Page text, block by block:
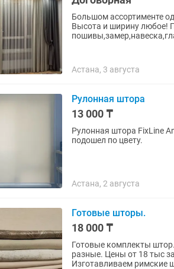
Большом ассортименте
Высота и ширину любое!
Астана, 3 августа
Рулонная штора
13 000 ₸
Рулонная штора FixLine
подошел по цвету.
Астана, 2 августа
Готовые шторы.
18 000 ₸
Готовые комплекты
разные. Цены от 18 тыс
Изготавливаем римские